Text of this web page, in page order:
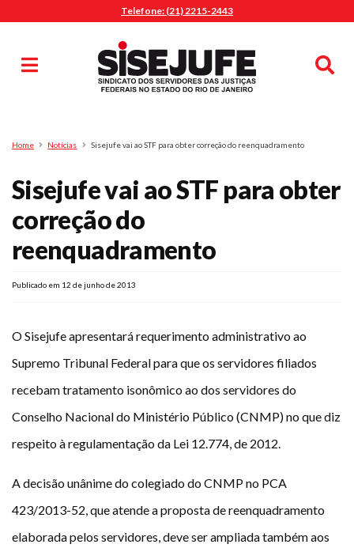
Telefone: (21) 2215-2443
Pesquisa
Home Notícias Sisejufe vai ao STF para obter correção do reenquadramento
Sisejufe vai ao STF para obter
correção do
reenquadramento
Publicado em 12 de junho de 2013
O Sisejufe apresentará requerimento administrativo ao
Supremo Tribunal Federal para que os servidores filiados
recebam tratamento isonômico ao dos servidores do
Conselho Nacional do Ministério Público (CNMP) no que diz
respeito à regulamentação da Lei 12.774, de 2012.
A decisão unânime do colegiado do CNMP no PCA
423/2013-52, que atende a proposta de reenquadramento
elaborada pelos servidores, deve ser ampliada também aos
MENU
Sindicalize-se
Diretoria
O Sindicato
Agenda
Casa do Alto
Sede Campestre
Plano de Saúde
Assistência Funeral
Pós-graduação
FacebookInstagramTwitter YoutubeTikTok Whatsapp